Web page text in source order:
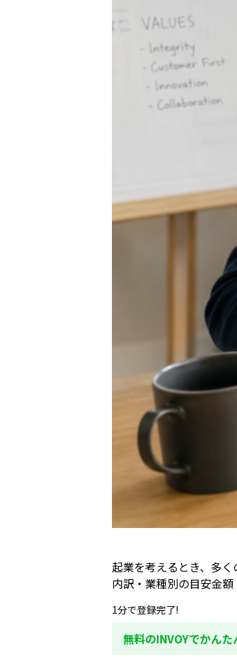
起業を考えるとき、多
内訳・業種別の目安金
1分で登録完了!
無料のINVOYでかん